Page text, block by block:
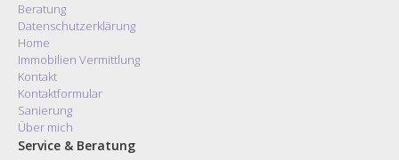
Beratung
Datenschutzerklärung
Home
Immobilien Vermittlung
Kontakt
Kontaktformular
Sanierung
Über mich
Service & Beratung